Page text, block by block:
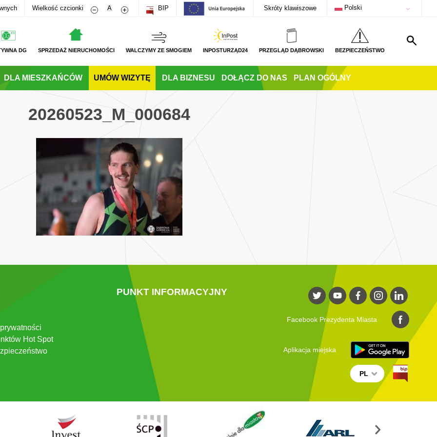
Wielkość czcionki Zmniejsz rozmiar czcionki
A Zwiększ rozmiar czcionki
BIP Skróty klawiszowe Polski
DG SPRZEDAŻ NIERUCHOMOŚCI WALCZYMY ZE SMOGIEM INPOSTURZĄD24 PRZEGLĄD DĄBROWSKI BEZPIECZEŃSTWO
DLA MIESZKAŃCÓW UMÓW WIZYTĘ DLA BIZNESU DOŁĄCZ DO NAS PLAN OGÓLNY
20260523_M_000684
Hot Spot
PUNKT INFORMACYJNY
Facebook Prezydenta Miasta
Aplikacja miejska
PL